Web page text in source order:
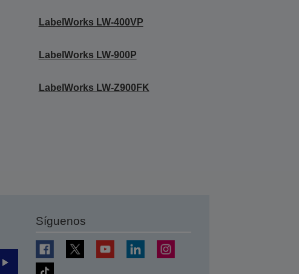
LabelWorks LW-400VP
LabelWorks LW-900P
LabelWorks LW-Z900FK
Enviar
Síguenos